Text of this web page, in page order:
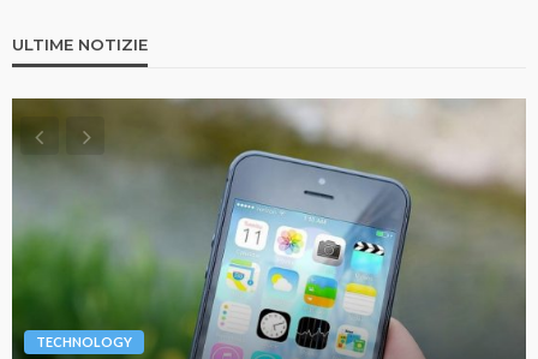
ULTIME NOTIZIE
TECHNOLOGY